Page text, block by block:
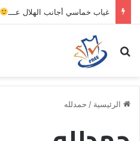
غياب خماسي أجانب الهلال عـــ
بحث عن
الرئيسية / حمدلله